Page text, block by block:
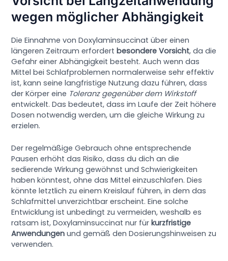
wegen möglicher Abhängigkeit
Die Einnahme von Doxylaminsuccinat über einen
längeren Zeitraum erfordertbesondere Vorsicht, da die
Gefahr einer Abhängigkeit besteht. Auch wenn das
Mittel bei Schlafproblemen normalerweise sehr effektiv
ist, kann seine langfristige Nutzung dazu führen, dass
der Körper eine Toleranz gegenüber dem Wirkstoff
entwickelt. Das bedeutet, dass im Laufe der Zeit höhere
Dosen notwendig werden, um die gleiche Wirkung zu
erzielen.
Der regelmäßige Gebrauch ohne entsprechende
Pausen erhöht das Risiko, dass du dich an die
sedierende Wirkung gewöhnst und Schwierigkeiten
haben könntest, ohne das Mittel einzuschlafen. Dies
könnte letztlich zu einem Kreislauf führen, in dem das
Schlafmittel unverzichtbar erscheint. Eine solche
Entwicklung ist unbedingt zu vermeiden, weshalb es
ratsam ist, Doxylaminsuccinat nur fürkurzfristige
Anwendungen und gemäß den Dosierungshinweisen zu
verwenden.